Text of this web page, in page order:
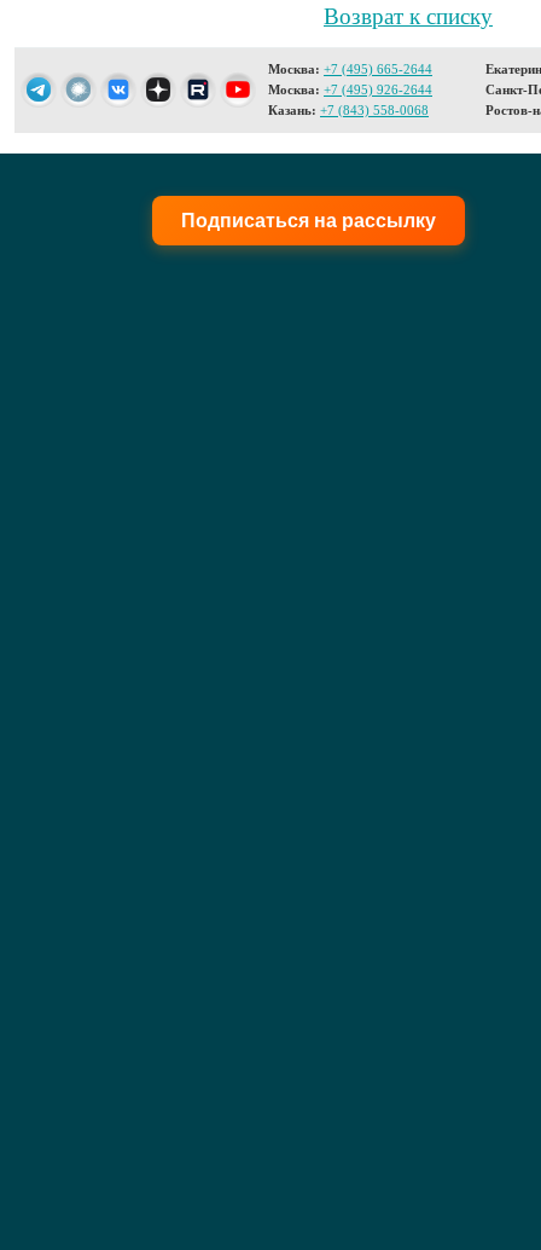
Возврат к списку
Москва: +7 (495) 665-2644
Москва: +7 (495) 926-2644
Казань: +7 (843) 558-0068
Санкт-
Ростов-
Подписаться на рассылку